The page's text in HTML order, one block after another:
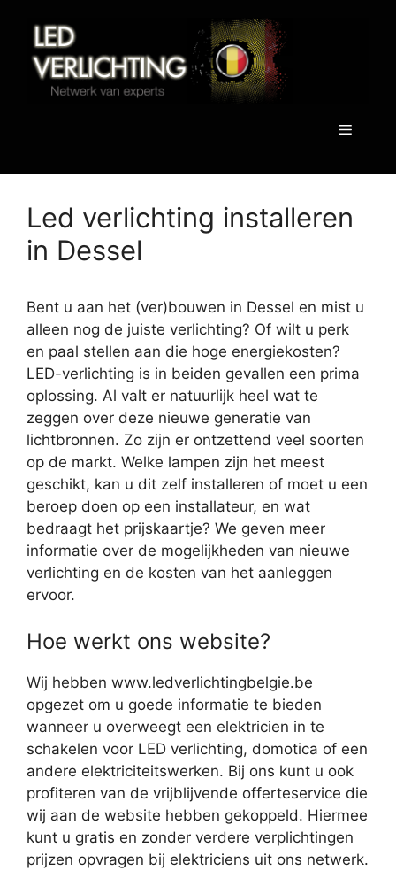
inhoud
Menu
Led verlichting installeren
in Dessel
Bent u aan het (ver)bouwen in Dessel en mist u
alleen nog de juiste verlichting? Of wilt u perk
en paal stellen aan die hoge energiekosten?
LED-verlichting is in beiden gevallen een prima
oplossing. Al valt er natuurlijk heel wat te
zeggen over deze nieuwe generatie van
lichtbronnen. Zo zijn er ontzettend veel soorten
op de markt. Welke lampen zijn het meest
geschikt, kan u dit zelf installeren of moet u een
beroep doen op een installateur, en wat
bedraagt het prijskaartje? We geven meer
informatie over de mogelijkheden van nieuwe
verlichting en de kosten van het aanleggen
ervoor.
Hoe werkt ons website?
Wij hebben www.ledverlichtingbelgie.be
opgezet om u goede informatie te bieden
wanneer u overweegt een elektricien in te
schakelen voor LED verlichting, domotica of een
andere elektriciteitswerken. Bij ons kunt u ook
profiteren van de vrijblijvende offerteservice die
wij aan de website hebben gekoppeld. Hiermee
kunt u gratis en zonder verdere verplichtingen
prijzen opvragen bij elektriciens uit ons netwerk.